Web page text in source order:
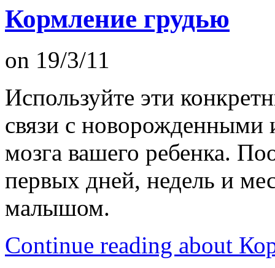
Кормление грудью
on 19/3/11
Используйте эти
связи с новорожденными
мозга вашего ребенка.
первых дней, недель и
малышом.
Continue reading about